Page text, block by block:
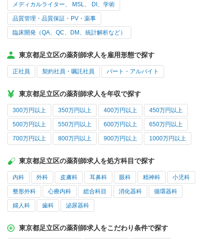
メディカルライター、 MSL、 DI、学術
品質管理・品質保証・PV・薬事
臨床開発（QA、QC、DM、統計解析など）
東京都足立区の薬剤師求人を雇用形態で探す
正社員 契約社員・嘱託社員 パート・アルバイト
東京都足立区の薬剤師求人を年収で探す
300万円以上 350万円以上 400万円以上 450万円以上
500万円以上 550万円以上 600万円以上 650万円以上
700万円以上 800万円以上 900万円以上 1000万円以上
東京都足立区の薬剤師求人を処方科目で探す
内科 外科 皮膚科 耳鼻科 眼科 精神科 小児科
整形外科 心療内科 総合科目 消化器科 循環器科
婦人科 歯科 泌尿器科
東京都足立区の薬剤師求人をこだわり条件で探す